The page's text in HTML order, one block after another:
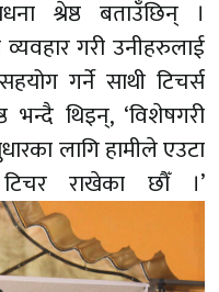
श्रेष्ठ बताउँछिन् ।
व्यवहार गरी उनीहरुलाई
गर्ने साथी टिचर्स
भन्दै थिइन्, ‘विशेषगरी
लागि हामीले एउटा
राखेका छौँ ।’